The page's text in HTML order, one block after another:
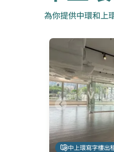
為你提供中環和上
中上環寫字樓出